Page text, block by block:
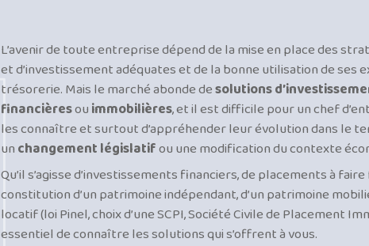
L’avenir de toute entreprise dépend de la mise en place des
et d’investissement adéquates et de la bonne utilisation de ses
trésorerie. Mais le marché abonde desolutions
financièresouimmobilières, et il est difficile pour un chef
les connaître et surtout d’appréhender leur évolution dans le
unchangement législatifou une modification du contexte
Qu’il s’agisse d’investissements financiers, de placements à
constitution d’un patrimoine indépendant, d’un patrimoine
locatif (loi Pinel, choix d’une SCPI, Société Civile de Placement
essentiel de connaître les solutions qui s’offrent à vous.